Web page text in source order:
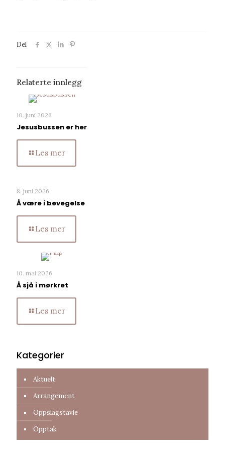
Del
Relaterte innlegg
10. juni 2026
Jesusbussen er her
Les mer
8. juni 2026
Å være i bevegelse
Les mer
10. mai 2026
Å sjå i mørkret
Les mer
Kategorier
Aktuelt
Arrangement
Oppslagstavle
Opptak